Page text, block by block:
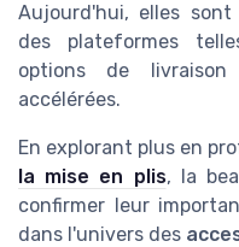
Aujourd'hui, elles
des plateformes
options de
accélérées.
En explorant plus en
la mise en plis, la
confirmer leur
dans l'univers des